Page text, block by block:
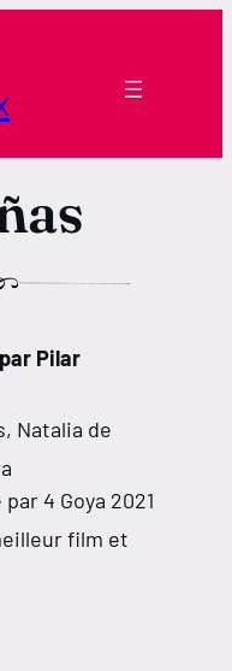
Pilar
Natalia de
4 Goya 2021
film et